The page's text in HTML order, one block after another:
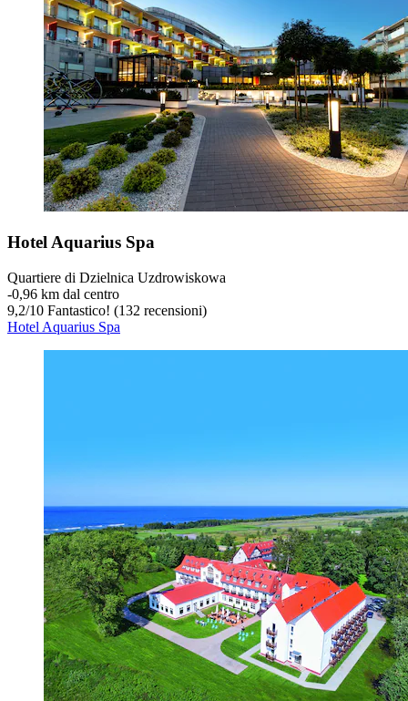
Hotel Aquarius Spa
Quartiere di Dzielnica Uzdrowiskowa
‐0,96 km dal centro
9,2/10 Fantastico! (132 recensioni)
Hotel Aquarius Spa